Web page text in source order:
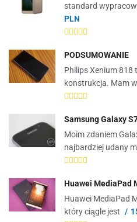
standard
PLN
PODSUMOWANIE
Philips Xenium 818
konstrukcja. Mam
Samsung Galaxy
Moim zdaniem
najbardziej udany
Huawei MediaPad
Huawei MediaPad
który ciągle jest